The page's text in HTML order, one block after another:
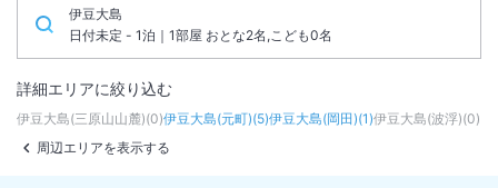
伊豆大島
日付未定 - 1泊｜1部屋 おとな2名,こども0名
詳細エリアに絞り込む
伊豆大島(三原山山麓)(0)伊豆大島(元町)(5)伊豆大島(岡田)(1)伊豆大島(波浮)(0)
周辺エリアを表示する